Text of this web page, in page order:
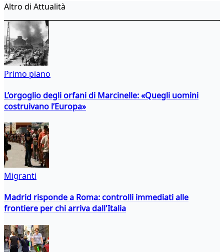
Altro di Attualità
Primo piano
L’orgoglio degli orfani di Marcinelle: «Quegli uomini
costruivano l’Europa»
Migranti
Madrid risponde a Roma: controlli immediati alle
frontiere per chi arriva dall'Italia